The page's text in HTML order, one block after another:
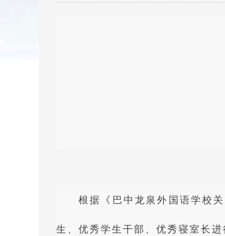
根据《巴中龙泉外国语学校
生、优秀学生干部、优秀寝室长